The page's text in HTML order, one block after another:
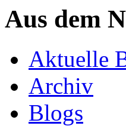
Aus dem
Aktuelle
Archiv
Blogs